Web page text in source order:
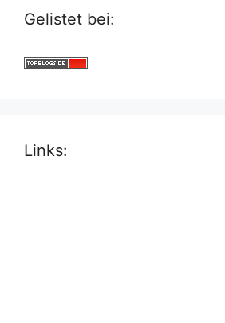
Gelistet bei:
Links: